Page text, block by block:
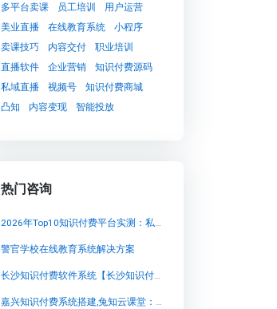
多平台卖课
员工培训
用户运营
美业直播
在线教育系统
小程序
卖课技巧
内容交付
职业培训
直播软件
企业营销
知识付费源码
私域直播
视频号
知识付费商城
凸知
内容变现 智能投放
热门咨询
2026年Top10知识付费平台实测：私域卖课能力深度拆解
警官学校在线教育系统解决方案
长沙知识付费软件系统【长沙知识付费软件系统知识付费系统系统怎么制作，知识付费系统搭建使用教程】
嘉兴知识付费系统搭建,兔知云课堂：打造私有定制化的知识付费平台